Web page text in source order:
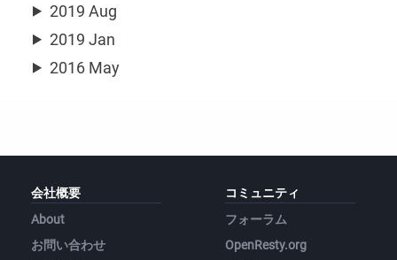
2019 Aug
2019 Jan
2016 May
会社概要
About
お問い合わせ
コミュニティ
フォーラム
OpenResty.org